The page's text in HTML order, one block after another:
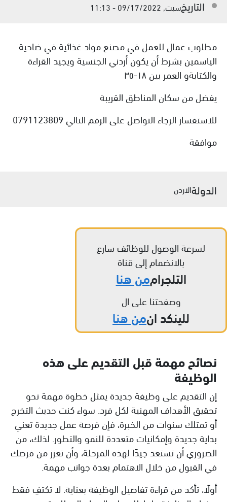
التاريخسبت, 09/17/2022 - 11:13
مطلوب عمال للعمل في مصنع مواد غذائية في ضاحية
الياسمين بشرط أن يكون أردني الجنسية ويجيد القراءة
والكتابةو العمر بين ١٨-٣٥
يفضل من سكان المناطق القريبة
للاستفسار الرجاء التواصل على الرقم التالي 0791123809
موافقة
الدولةالاردن
لسرعة الوصول للوظائف سارع
بالانضمام إلى قناة
التلجراممن هنا
وصفحتنا على ال
للينكد انمن هنا
نصائح مهمة قبل التقديم على هذه
الوظيفة
إن التقديم على وظيفة جديدة يمثل خطوة مهمة نحو
تحقيق الأهداف المهنية لكل فرد. سواء كنت حديث التخرج
أو تمتلك سنوات من الخبرة، فإن فرصة عمل جديدة تعني
بداية جديدة وإمكانيات متعددة للنمو والتطور. لذلك، من
الضروري أن تستعد جيدًا لهذه المرحلة، وأن تعزز من فرصك
في القبول من خلال الاهتمام بعدة جوانب مهمة.
أولًا، تأكد من قراءة تفاصيل الوظيفة بعناية. لا تكتفِ فقط